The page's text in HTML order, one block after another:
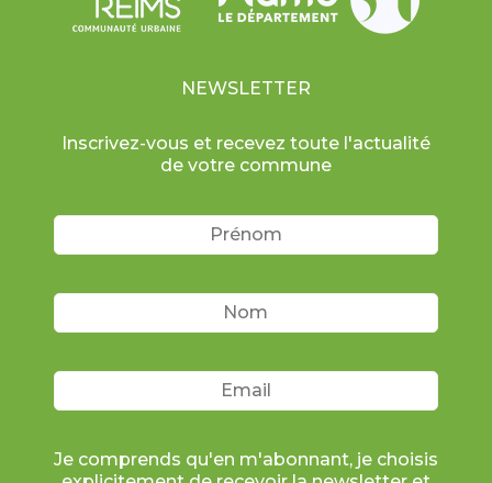
NEWSLETTER
Inscrivez-vous et recevez toute l'actualité
de votre commune
Je comprends qu'en m'abonnant, je choisis